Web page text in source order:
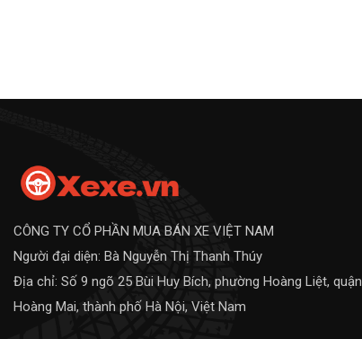
CÔNG TY CỔ PHẦN MUA BÁN XE VIỆT NAM
Người đại diện: Bà Nguyễn Thị Thanh Thúy
Địa chỉ: Số 9 ngõ 25 Bùi Huy Bích, phường Hoàng Liệt, quận
Hoàng Mai, thành phố Hà Nội, Việt Nam